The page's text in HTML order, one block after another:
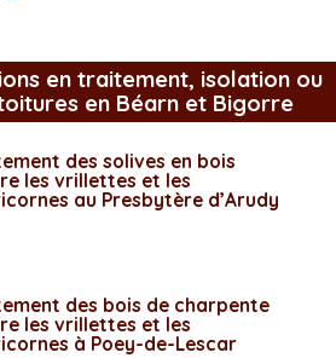
en traitement, isolation ou
en Béarn et Bigorre
des solives en bois
les vrillettes et les
au Presbytère d’Arudy
des bois de charpente
les vrillettes et les
à Poey-de-Lescar